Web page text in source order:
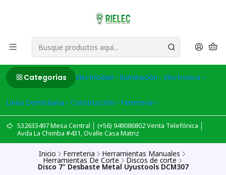
Categorías Electricidad Iluminación Electronica
Linea Domiciliaria Construcción Ferreteria
532633497 Mesa Central │ (+56) 949086802 Venta Telefónica │
Avda La Chimba #431, Ovalle Casa Matriz
Inicio Ferreteria Herramientas Manuales
Herramientas De Corte Discos de corte
Disco 7" Desbaste Metal Uyustools DCM307